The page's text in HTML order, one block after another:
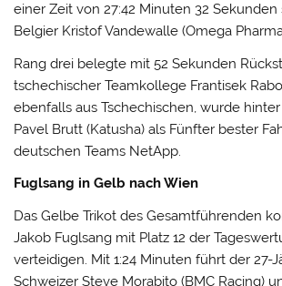
einer Zeit von 27:42 Minuten 32
Belgier Kristof Vandewalle (Omega
Rang drei belegte mit 52 Sekunden
tschechischer Teamkollege Frantisek
ebenfalls aus Tschechischen, wurde
Pavel Brutt (Katusha) als Fünfter bester
deutschen Teams NetApp.
Fuglsang in Gelb nach Wien
Das Gelbe Trikot des Gesamtführenden
Jakob Fuglsang mit Platz 12 der
verteidigen. Mit 1:24 Minuten führt der 27-
Schweizer Steve Morabito (BMC Racing)